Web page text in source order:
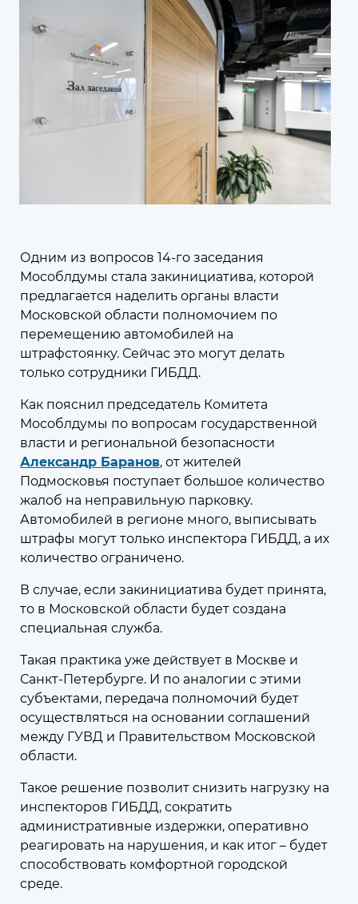
Подписаться на рассылку
В Московской области
отходов
Мособлдума проводит серию
мероприятий, посвящённых теме
экономики замкнутого цикла
6
07 августа 2026 11:53
Федеральные и региональные
меры поддержки граждан и
бизнеса
Меры поддержки, принятые в
Московской области и на
федеральном уровне
07 августа 2026 11:52
Региональные меры поддержки
для участников СВО и членов их
Меры поддержки, принятые в
Московской области
Одним из вопросов 14-го заседания
Мособлдумы стала закинициатива, которой
предлагается наделить органы власти
Московской области полномочием по
перемещению автомобилей на
штрафстоянку. Сейчас это могут делать
только сотрудники ГИБДД.
Как пояснил председатель Комитета
Мособлдумы по вопросам государственной
власти и региональной безопасности
Александр Баранов, от жителей
Подмосковья поступает большое количество
жалоб на неправильную парковку.
Автомобилей в регионе много, выписывать
штрафы могут только инспектора ГИБДД, а их
количество ограничено.
В случае, если закинициатива будет принята,
то в Московской области будет создана
специальная служба.
Такая практика уже действует в Москве и
Санкт-Петербурге. И по аналогии с этими
субъектами, передача полномочий будет
осуществляться на основании соглашений
между ГУВД и Правительством Московской
области.
Такое решение позволит снизить нагрузку на
инспекторов ГИБДД, сократить
административные издержки, оперативно
реагировать на нарушения, и как итог – будет
способствовать комфортной городской
среде.
к компетенции Мособлдумы и её профильных комитетов, а
также записаться
на личный приём к депутату по месту жительства или в
приёмной Думы.